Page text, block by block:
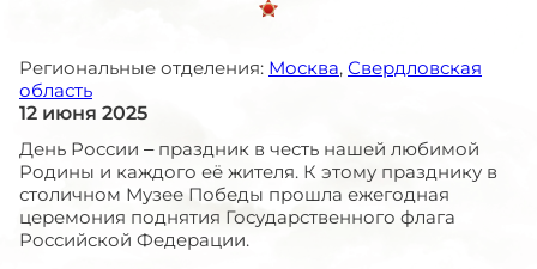
Региональные отделения: Москва, Свердловская
область
12 июня 2025
День России – праздник в честь нашей любимой
Родины и каждого её жителя. К этому празднику в
столичном Музее Победы прошла ежегодная
церемония поднятия Государственного флага
Российской Федерации.